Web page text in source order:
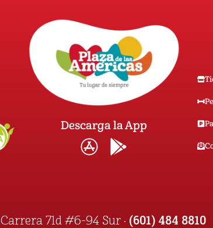
Descarga la App
Carrera 71d #6-94 Sur · (601) 484 8810